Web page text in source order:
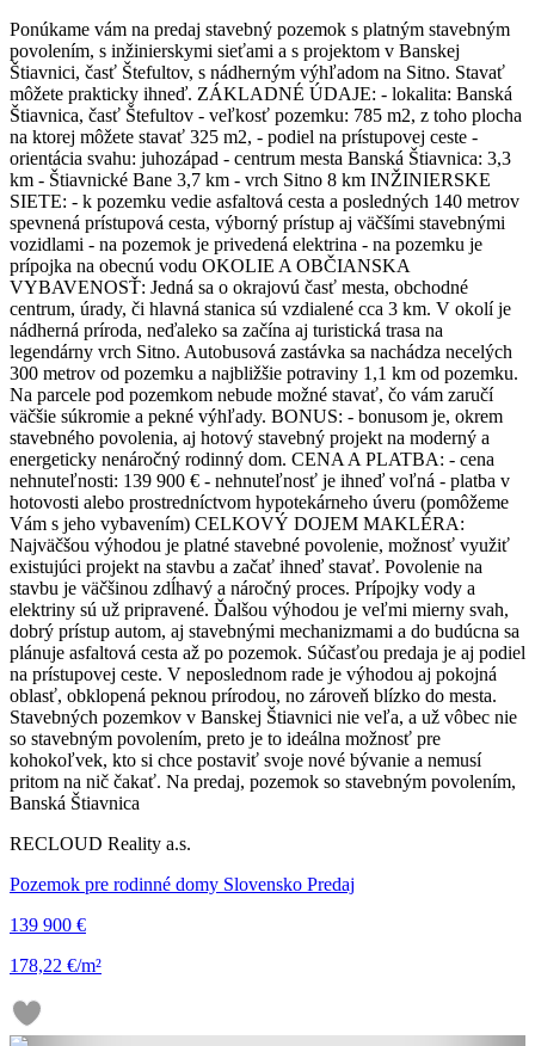
Ponúkame vám na predaj stavebný pozemok s platným stavebným
povolením, s inžinierskymi sieťami a s projektom v Banskej
Štiavnici, časť Štefultov, s nádherným výhľadom na Sitno. Stavať
môžete prakticky ihneď. ZÁKLADNÉ ÚDAJE: - lokalita: Banská
Štiavnica, časť Štefultov - veľkosť pozemku: 785 m2, z toho plocha
na ktorej môžete stavať 325 m2, - podiel na prístupovej ceste -
orientácia svahu: juhozápad - centrum mesta Banská Štiavnica: 3,3
km - Štiavnické Bane 3,7 km - vrch Sitno 8 km INŽINIERSKE
SIETE: - k pozemku vedie asfaltová cesta a posledných 140 metrov
spevnená prístupová cesta, výborný prístup aj väčšími stavebnými
vozidlami - na pozemok je privedená elektrina - na pozemku je
prípojka na obecnú vodu OKOLIE A OBČIANSKA
VYBAVENOSŤ: Jedná sa o okrajovú časť mesta, obchodné
centrum, úrady, či hlavná stanica sú vzdialené cca 3 km. V okolí je
nádherná príroda, neďaleko sa začína aj turistická trasa na
legendárny vrch Sitno. Autobusová zastávka sa nachádza necelých
300 metrov od pozemku a najbližšie potraviny 1,1 km od pozemku.
Na parcele pod pozemkom nebude možné stavať, čo vám zaručí
väčšie súkromie a pekné výhľady. BONUS: - bonusom je, okrem
stavebného povolenia, aj hotový stavebný projekt na moderný a
energeticky nenáročný rodinný dom. CENA A PLATBA: - cena
nehnuteľnosti: 139 900 € - nehnuteľnosť je ihneď voľná - platba v
hotovosti alebo prostredníctvom hypotekárneho úveru (pomôžeme
Vám s jeho vybavením) CELKOVÝ DOJEM MAKLÉRA:
Najväčšou výhodou je platné stavebné povolenie, možnosť využiť
existujúci projekt na stavbu a začať ihneď stavať. Povolenie na
stavbu je väčšinou zdĺhavý a náročný proces. Prípojky vody a
elektriny sú už pripravené. Ďalšou výhodou je veľmi mierny svah,
dobrý prístup autom, aj stavebnými mechanizmami a do budúcna sa
plánuje asfaltová cesta až po pozemok. Súčasťou predaja je aj podiel
na prístupovej ceste. V neposlednom rade je výhodou aj pokojná
oblasť, obklopená peknou prírodou, no zároveň blízko do mesta.
Stavebných pozemkov v Banskej Štiavnici nie veľa, a už vôbec nie
so stavebným povolením, preto je to ideálna možnosť pre
kohokoľvek, kto si chce postaviť svoje nové bývanie a nemusí
pritom na nič čakať. Na predaj, pozemok so stavebným povolením,
Banská Štiavnica
RECLOUD Reality a.s.
Pozemok pre rodinné domy Slovensko Predaj
139 900 €
178,22 €/m²